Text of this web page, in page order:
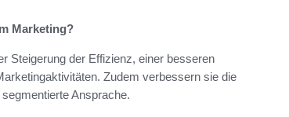
Marketing?
Steigerung der Effizienz, einer besseren
Zudem verbessern sie die
Ansprache.